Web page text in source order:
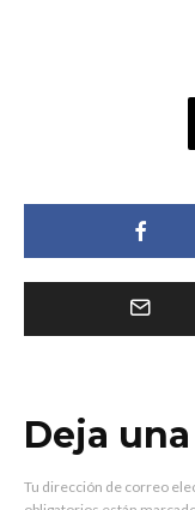
Deja
Tu dirección de correo